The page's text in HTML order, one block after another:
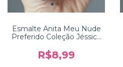
Esmalte Anita Meu Nude
Preferido Coleção Jéssica
R$8,99